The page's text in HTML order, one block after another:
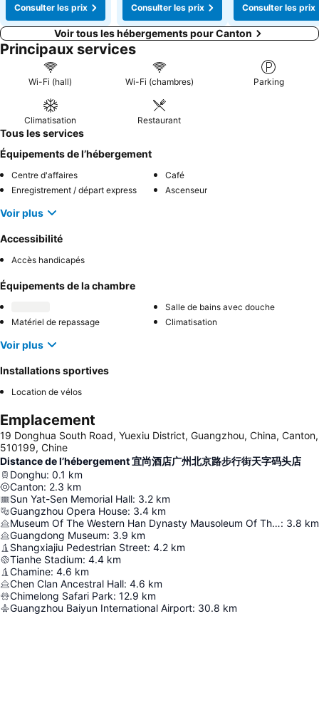
Consulter les prix
Consulter les prix
Consulter les prix
Voir tous les hébergements pour Canton
Principaux services
Wi-Fi (hall) Wi-Fi (chambres) Parking
Climatisation Restaurant
Tous les services
Équipements de l’hébergement
Centre d'affaires
Café
Enregistrement / départ express
Ascenseur
Voir plus
Accessibilité
Accès handicapés
Équipements de la chambre
Salle de bains avec douche
Matériel de repassage
Climatisation
Voir plus
Installations sportives
Location de vélos
Emplacement
19 Donghua South Road, Yuexiu District, Guangzhou, China, Canton,
510199, Chine
Distance de l’hébergement 宜尚酒店广州北京路步行街天字码头店
Donghu: 0.1 km
Canton: 2.3 km
Sun Yat-Sen Memorial Hall: 3.2 km
Guangzhou Opera House: 3.4 km
Museum Of The Western Han Dynasty Mausoleum Of The Nanyue King: 3.8 km
Guangdong Museum: 3.9 km
Shangxiajiu Pedestrian Street: 4.2 km
Tianhe Stadium: 4.4 km
Chamine: 4.6 km
Chen Clan Ancestral Hall: 4.6 km
Chimelong Safari Park: 12.9 km
Guangzhou Baiyun International Airport: 30.8 km